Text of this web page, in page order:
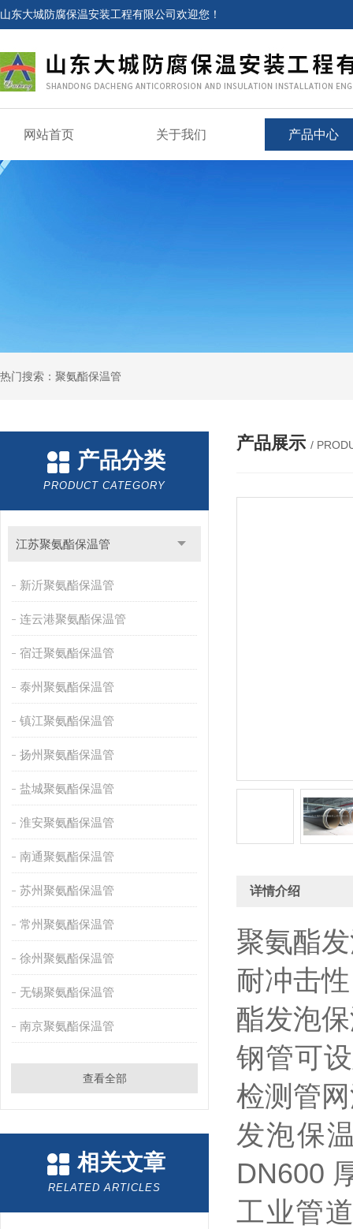
山东大城防腐保温安装工程有限公司欢迎您！
网站首页 关于我们 产品中心
热门搜索：聚氨酯保温管
产品分类
PRODUCT CATEGORY
江苏聚氨酯保温管
新沂聚氨酯保温管
连云港聚氨酯保温管
宿迁聚氨酯保温管
泰州聚氨酯保温管
镇江聚氨酯保温管
扬州聚氨酯保温管
盐城聚氨酯保温管
淮安聚氨酯保温管
南通聚氨酯保温管
苏州聚氨酯保温管
常州聚氨酯保温管
徐州聚氨酯保温管
无锡聚氨酯保温管
南京聚氨酯保温管
查看全部
相关文章
RELATED ARTICLES
产品展示 /
详情介绍
聚氨酯
耐冲击
酯发泡
钢管可
检测管
发泡保
DN600
工业管